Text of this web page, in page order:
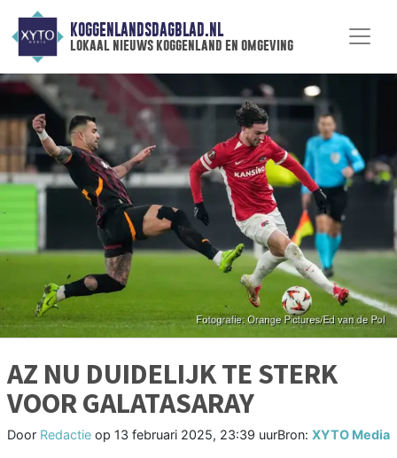
KOGGENLANDSDAGBLAD.NL
lokaal nieuws koggenland en omgeving
AZ NU DUIDELIJK TE STERK
VOOR GALATASARAY
Door Redactie op 13 februari 2025, 23:39 uurBron: XYTO Media